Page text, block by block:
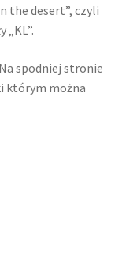
the desert”, czyli
„KL”.
spodniej stronie
którym można